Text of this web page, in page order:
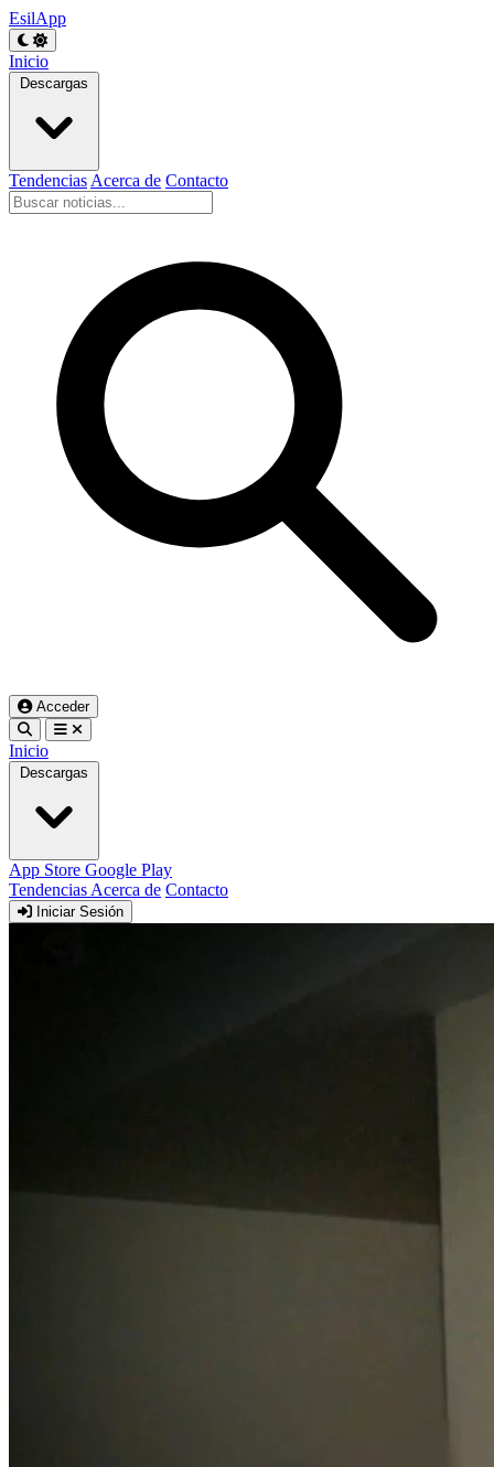
EsilApp
Inicio
Descargas
Tendencias Acerca de Contacto
Acceder
Inicio
Descargas
App Store Google Play
Tendencias Acerca de Contacto
Iniciar Sesión